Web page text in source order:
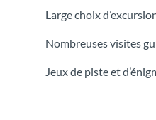
Large choix
Nombreuses visites
Jeux de piste et